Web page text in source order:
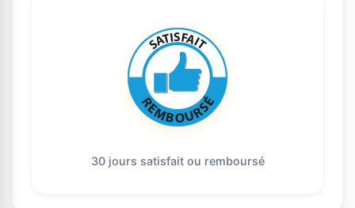
30 jours satisfait ou remboursé